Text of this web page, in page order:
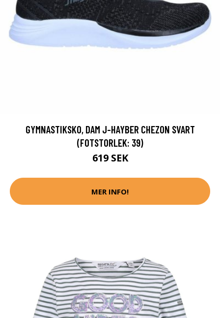
GYMNASTIKSKO, DAM J-HAYBER CHEZON SVART
(FOTSTORLEK: 39)
619 SEK
MER INFO!